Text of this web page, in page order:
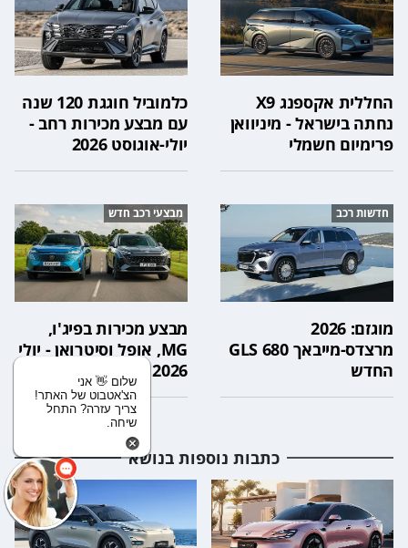
החללית אקספנג X9
נחתה בישראל - מיניוואן
פרימיום חשמלי
כלמוביל חוגגת 120 שנה
עם מבצע מכירות רחב -
יולי-אוגוסט 2026
חדשות רכב
מוגזם: 2026
מרצדס-מייבאך GLS 680
החדש
מבצעי רכב חדש
מבצע מכירות בפיג'ו,
MG, אופל וסיטרואן - יולי
2026
כתבות נוספות בנושא
שלום 👋 אני
הצ'אטבוט של האתר!
צריך עזרה? התחל
שיחה.